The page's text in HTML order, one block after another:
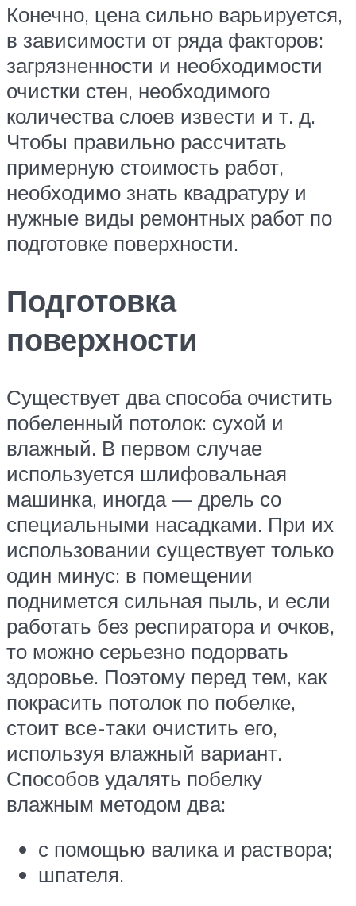
Конечно, цена сильно варьируется,
в зависимости от ряда факторов:
загрязненности и необходимости
очистки стен, необходимого
количества слоев извести и т. д.
Чтобы правильно рассчитать
примерную стоимость работ,
необходимо знать квадратуру и
нужные виды ремонтных работ по
подготовке поверхности.
Подготовка
поверхности
Существует два способа очистить
побеленный потолок: сухой и
влажный. В первом случае
используется шлифовальная
машинка, иногда — дрель со
специальными насадками. При их
использовании существует только
один минус: в помещении
поднимется сильная пыль, и если
работать без респиратора и очков,
то можно серьезно подорвать
здоровье. Поэтому перед тем, как
покрасить потолок по побелке,
стоит все-таки очистить его,
используя влажный вариант.
Способов удалять побелку
влажным методом два:
с помощью валика и раствора;
шпателя.